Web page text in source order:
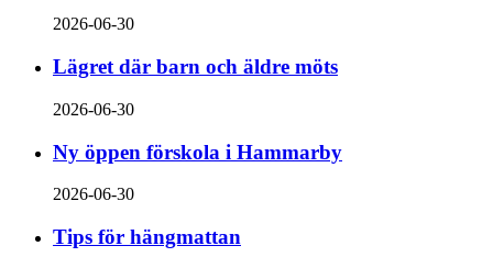
2026-06-30
Lägret där barn och äldre möts
2026-06-30
Ny öppen förskola i Hammarby
2026-06-30
Tips för hängmattan